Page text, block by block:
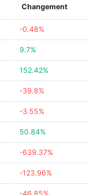
Changement
-0.48%
9.7%
152.42%
-39.8%
-3.55%
50.84%
-639.37%
-123.96%
-46.85%